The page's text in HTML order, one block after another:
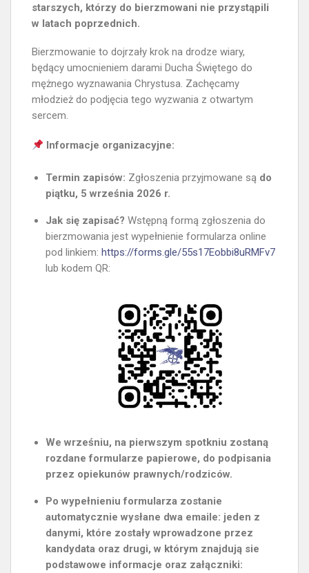
starszych, którzy do bierzmowani nie przystąpili
w latach poprzednich.
Bierzmowanie to dojrzały krok na drodze wiary,
będący umocnieniem darami Ducha Świętego do
mężnego wyznawania Chrystusa. Zachęcamy
młodzież do podjęcia tego wyzwania z otwartym
sercem.
Informacje organizacyjne:
Termin zapisów: Zgłoszenia przyjmowane są do
piątku, 5 września 2026 r.
Jak się zapisać? Wstępną formą zgłoszenia do
bierzmowania jest wypełnienie formularza online
pod linkiem: https://forms.gle/55s17Eobbi8uRMFv7
lub kodem QR:
We wrześniu, na pierwszym spotkniu zostaną
rozdane formularze papierowe, do podpisania
przez opiekunów prawnych/rodziców.
Po wypełnieniu formularza zostanie
automatycznie wysłane dwa emaile: jeden z
danymi, które zostały wprowadzone przez
kandydata oraz drugi, w którym znajdują sie
podstawowe informacje oraz załączniki: